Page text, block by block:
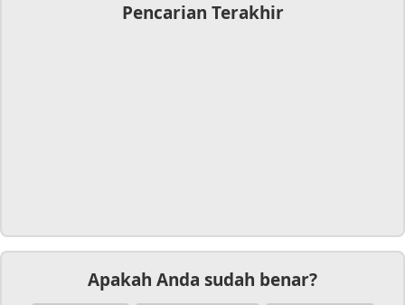
Pencarian Terakhir
Apakah Anda sudah benar?